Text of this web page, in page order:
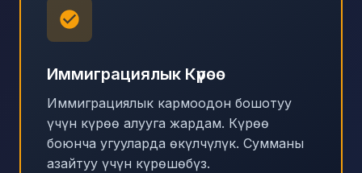
Иммиграциялык Күрөө
Иммиграциялык кармоодон бошотуу
үчүн күрөө алууга жардам. Күрөө
боюнча угууларда өкүлчүлүк. Сумманы
азайтуу үчүн күрөшөбүз.